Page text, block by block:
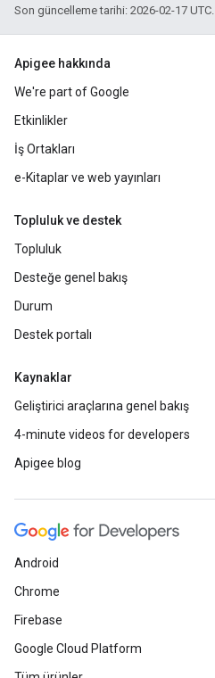
Son güncelleme tarihi: 2026-02-17 UTC.
Apigee hakkında
We're part of Google
Etkinlikler
İş Ortakları
e-Kitaplar ve web yayınları
Topluluk ve destek
Topluluk
Desteğe genel bakış
Durum
Destek portalı
Kaynaklar
Geliştirici araçlarına genel bakış
4-minute videos for developers
Apigee blog
Android
Chrome
Firebase
Google Cloud Platform